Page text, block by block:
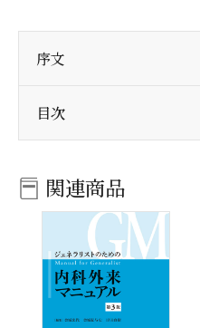
序文
目次
関連商品